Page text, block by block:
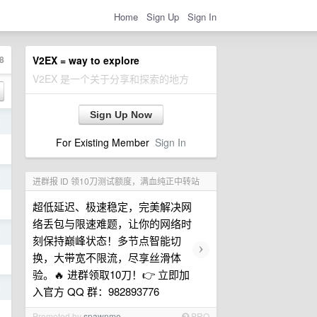
Home Sign Up Sign In
V2EX = way to explore
V2EX 是一个关于分享和探索的地方
Sign Up Now
For Existing Member Sign In
进群报 ID 领10刀测试额度，满血纯正中转站
超低延迟、极速稳定，完美解决网
络丢包与限速难题，让你的网络时
刻保持巅峰状态！多节点智能切
换，大带宽不限流，尽享丝滑体
验。🔥 进群领取10刀！👉 立即加
入官方 QQ 群：982893776
›